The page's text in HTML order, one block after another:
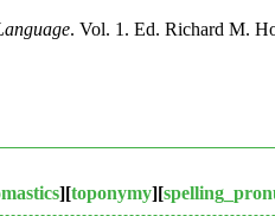
. Vol. 1. Ed. Richard M.
][toponymy][